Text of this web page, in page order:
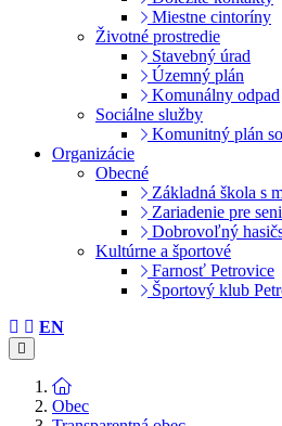
Miestne cintoríny
Životné prostredie
Stavebný úrad
Územný plán
Komunálny odpad
Sociálne služby
Komunitný plán
Organizácie
Obecné
Základná škola s
Zariadenie pre
Dobrovoľný
Kultúrne a športové
Farnosť Petrovice
Športový klub
EN
Obec